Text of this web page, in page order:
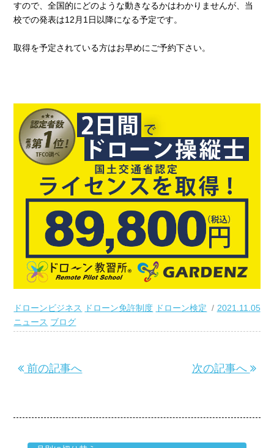
すので、全国的にどのような動きなるかはわかりませんが、当
校での発表は12月1日以降になる予定です。
取得を予定されている方はお早めにご予約下さい。
ドローンビジネス ドローン免許制度 ドローン検定
ニュース ブログ
2021.11.05
前の記事へ 次の記事へ